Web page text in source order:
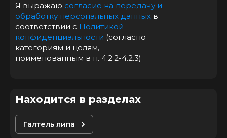
Я выражаю согласие на передачу и
обработку персональных данных в
соответствии с Политикой
конфиденциальности (согласно
категориям и целям,
поименованным в п. 4.2.2-4.2.3)
Находится в разделах
Галтель липа